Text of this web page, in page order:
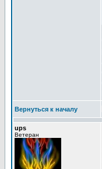
Вернуться к началу
ups
Ветеран